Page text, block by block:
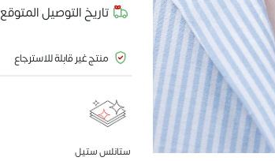
تاريخ التوصيل المتوقع
منتج غير قابلة للاسترجاع
ستانلس ستيل